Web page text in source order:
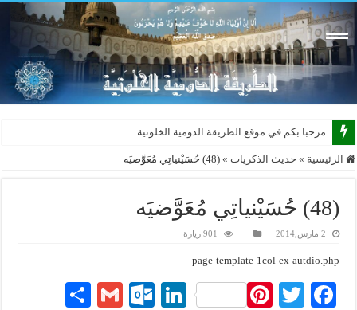
مرحبا بكم في موقع الطريقة الدومية الخلوتية بشكله
الرئيسية » حديث الذكريات » (48) حُسَيْنياتِي مُعَوَّضيَه
(48) حُسَيْنياتِي مُعَوَّضيَه
2 مارس,2014 901 زيارة
page-template-1col-ex-autdio.php
Fa
T
Li
O
G